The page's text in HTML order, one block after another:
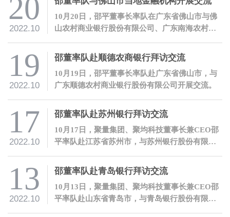
20
2022.10
10月20日，邵平董事长率队在广东省佛山市与佛
山农村商业银行股份有限公司、广东南海农村商
19
2022.10
邵董率队赴顺德农商银行拜访交流
10月19日，邵平董事长率队赴广东省佛山市，与
广东顺德农村商业银行股份有限公司开展交流。
17
2022.10
邵董率队赴苏州银行拜访交流
10月17日，聚量集团、聚均科技董事长兼CEO邵
平率队赴江苏省苏州市，与苏州银行股份有限公
13
2022.10
邵董率队赴青岛银行拜访交流
10月13日，聚量集团、聚均科技董事长兼CEO邵
平率队赴山东省青岛市，与青岛银行股份有限公